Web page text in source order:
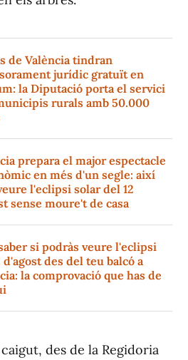
de València tindran
jurídic gratuït en
la Diputació porta el servici
rurals amb 50.000
prepara el major espectacle
en més d'un segle: així
l'eclipsi solar del 12
sense moure't de casa
si podràs veure l'eclipsi
d'agost des del teu balcó a
la comprovació que has de
des de la Regidoria